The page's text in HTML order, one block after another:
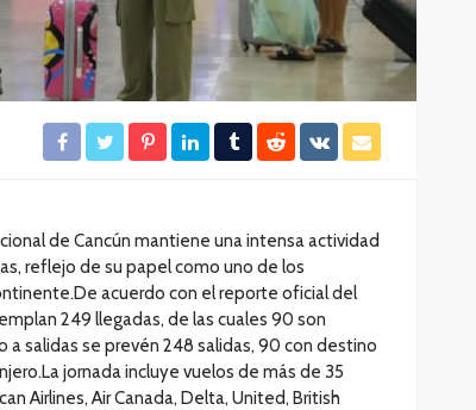
de Cancún mantiene una intensa actividad
reflejo de su papel como uno de los
acuerdo con el reporte oficial del
249 llegadas, de las cuales 90 son
a salidas se prevén 248 salidas, 90 con destino
jornada incluye vuelos de más de 35
Airlines, Air Canada, Delta, United, British